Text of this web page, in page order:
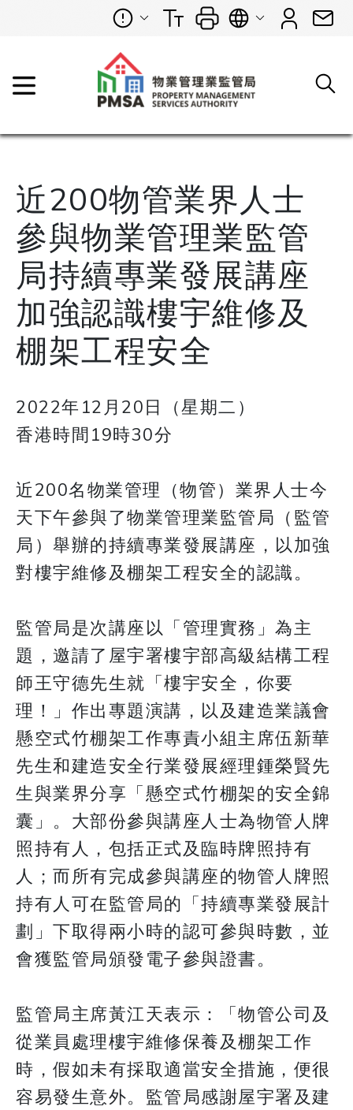
近200物管業界人士
參與物業管理業監管
局持續專業發展講座
加強認識樓宇維修及
棚架工程安全
2022年12月20日（星期二）
香港時間19時30分
近200名物業管理（物管）業界人士今
天下午參與了物業管理業監管局（監管
局）舉辦的持續專業發展講座，以加強
對樓宇維修及棚架工程安全的認識。
監管局是次講座以「管理實務」為主
題，邀請了屋宇署樓宇部高級結構工程
師王守德先生就「樓宇安全，你要
理！」作出專題演講，以及建造業議會
懸空式竹棚架工作專責小組主席伍新華
先生和建造安全行業發展經理鍾榮賢先
生與業界分享「懸空式竹棚架的安全錦
囊」。大部份參與講座人士為物管人牌
照持有人，包括正式及臨時牌照持有
人；而所有完成參與講座的物管人牌照
持有人可在監管局的「持續專業發展計
劃」下取得兩小時的認可參與時數，並
會獲監管局頒發電子參與證書。
監管局主席黃江天表示：「物管公司及
從業員處理樓宇維修保養及棚架工作
時，假如未有採取適當安全措施，便很
容易發生意外。監管局感謝屋宇署及建